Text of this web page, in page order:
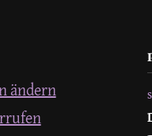
ändern